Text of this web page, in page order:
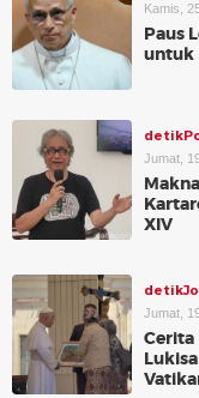
Kamis,
Paus
untuk
Jumat,
XIV
Jumat,
Cerita